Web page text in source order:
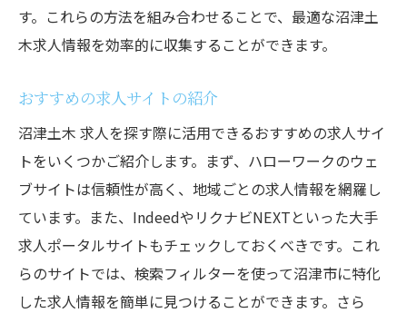
情報の信頼性をどう見極めるか
SNSでのネットワーキングのコツ
めのガイド
自分に合った求人の見つけ方
必要な資格やスキルの確認
応募書類の準備とコツ
複数の求人を比較検討するポイント
転職エージェントの活用方法
す。これらの方法を組み合わせることで、最適な沼津土
木求人情報を効率的に収集することができます。
おすすめの求人サイトの紹介
沼津土木 求人を探す際に活用できるおすすめの求人サイ
トをいくつかご紹介します。まず、ハローワークのウェ
ブサイトは信頼性が高く、地域ごとの求人情報を網羅し
ています。また、IndeedやリクナビNEXTといった大手
求人ポータルサイトもチェックしておくべきです。これ
らのサイトでは、検索フィルターを使って沼津市に特化
した求人情報を簡単に見つけることができます。さら